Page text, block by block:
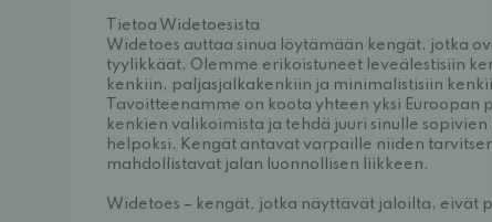
Tietoa Widetoesista
Widetoes auttaa sinua löytämään kengät, jotka
tyylikkäät. Olemme erikoistuneet leveälestisiin
kenkiin, paljasjalkakenkiin ja minimalistisiin
Tavoitteenamme on koota yhteen yksi Euroopan
kenkien valikoimista ja tehdä juuri sinulle
helpoksi. Kengät antavat varpaille niiden
mahdollistavat jalan luonnollisen liikkeen.
Widetoes – kengät, jotka näyttävät jaloilta, eivät